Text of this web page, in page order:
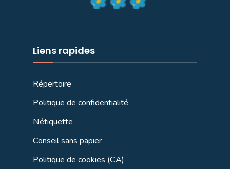
Liens rapides
Répertoire
Politique de confidentialité
Nétiquette
Conseil sans papier
Politique de cookies (CA)